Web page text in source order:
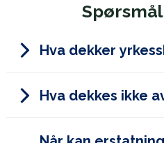
Hva dekker
Hva dekkes ikke